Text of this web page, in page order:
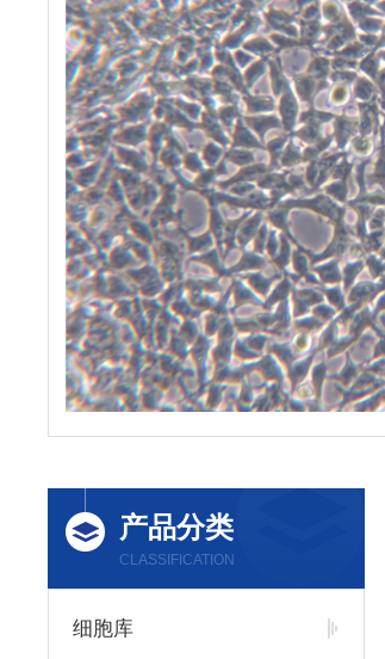
产品分类
CLASSIFICATION
细胞库